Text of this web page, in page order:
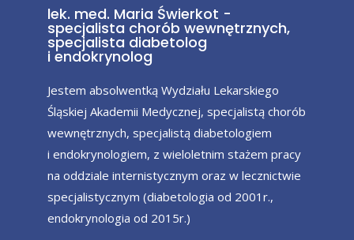
lek. med. Maria Świerkot -
specjalista chorób wewnętrznych,
specjalista diabetolog
i endokrynolog
Jestem absolwentką Wydziału Lekarskiego
Śląskiej Akademii Medycznej, specjalistą chorób
wewnętrznych, specjalistą diabetologiem
i endokrynologiem, z wieloletnim stażem pracy
na oddziale internistycznym oraz w lecznictwie
specjalistycznym (diabetologia od 2001r.,
endokrynologia od 2015r.)